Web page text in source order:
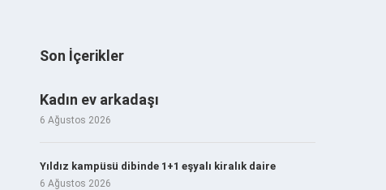
Son İçerikler
Kadın ev arkadaşı
6 Ağustos 2026
Yıldız kampüsü dibinde 1+1 eşyalı kiralık daire
6 Ağustos 2026